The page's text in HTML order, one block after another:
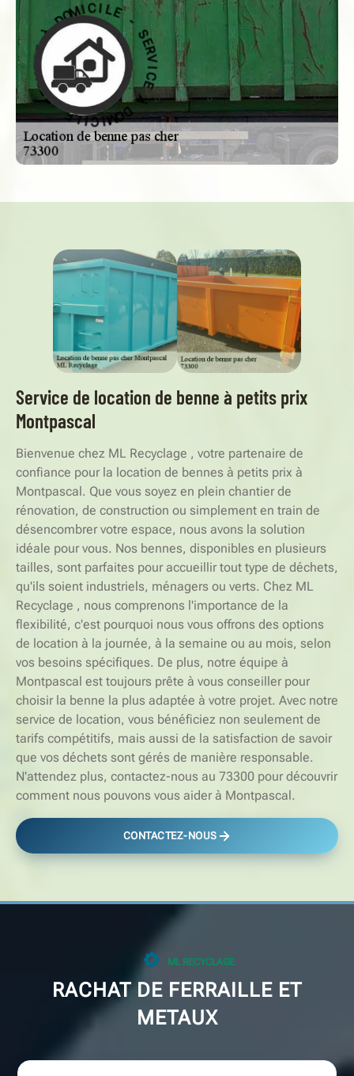
S
E
R
V
I
C
E
À
D
O
M
ICILE - SE R
VI
C
E
À
D
O
M
I
C
I
L
E
-
Service de location de benne à petits prix
Montpascal
Bienvenue chez ML Recyclage , votre partenaire de
confiance pour la location de bennes à petits prix à
Montpascal. Que vous soyez en plein chantier de
rénovation, de construction ou simplement en train de
désencombrer votre espace, nous avons la solution
idéale pour vous. Nos bennes, disponibles en plusieurs
tailles, sont parfaites pour accueillir tout type de déchets,
qu'ils soient industriels, ménagers ou verts. Chez ML
Recyclage , nous comprenons l'importance de la
flexibilité, c'est pourquoi nous vous offrons des options
de location à la journée, à la semaine ou au mois, selon
vos besoins spécifiques. De plus, notre équipe à
Montpascal est toujours prête à vous conseiller pour
choisir la benne la plus adaptée à votre projet. Avec notre
service de location, vous bénéficiez non seulement de
tarifs compétitifs, mais aussi de la satisfaction de savoir
que vos déchets sont gérés de manière responsable.
N'attendez plus, contactez-nous au 73300 pour découvrir
comment nous pouvons vous aider à Montpascal.
CONTACTEZ-NOUS
ML RECYCLAGE
RACHAT DE FERRAILLE ET
METAUX